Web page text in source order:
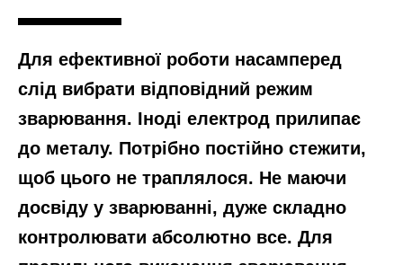
Для ефективної роботи насамперед
слід вибрати відповідний режим
зварювання. Іноді електрод прилипає
до металу. Потрібно постійно стежити,
щоб цього не траплялося. Не маючи
досвіду у зварюванні, дуже складно
контролювати абсолютно все. Для